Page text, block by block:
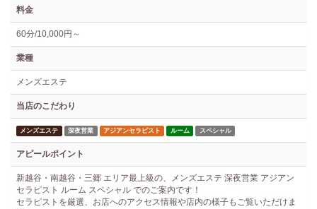
料金
60分/10,000円～
業種
メンズエステ
当店のこだわり
メンズエステ 深夜営業 アジアンセラピスト ルーム スペシャル
アピールポイント
新越谷・南越谷・三郷 エリア最上級の、メンズエステ 深夜営業 アジアン
セラピスト ルーム スペシャル でのご案内です！
セラピストを厳選、お店へのアクセス情報や店内の様子もご覧いただけま